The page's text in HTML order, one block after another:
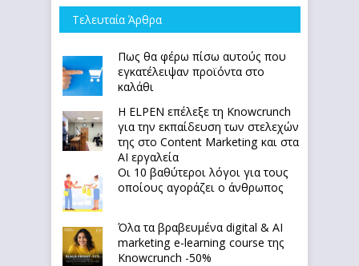
Τελευταία Άρθρα
Πως θα φέρω πίσω αυτούς που
εγκατέλειψαν προϊόντα στο
καλάθι
Η ELPEN επέλεξε τη Knowcrunch
για την εκπαίδευση των στελεχών
της στο Content Marketing και στα
AI εργαλεία
Οι 10 βαθύτεροι λόγοι για τους
οποίους αγοράζει ο άνθρωπος
Όλα τα βραβευμένα digital & AI
marketing e-learning course της
Knowcrunch -50%